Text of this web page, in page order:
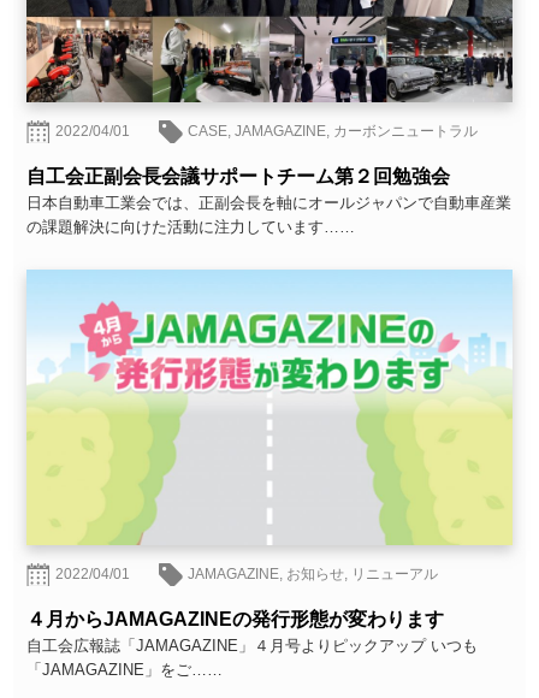
2022/04/01 CASE,JAMAGAZINE, カーボンニュートラル
自工会正副会長会議サポートチーム第２回勉強会
日本自動車工業会では、正副会長を軸にオールジャパンで自動車産業
の課題解決に向けた活動に注力しています……
2022/04/01 JAMAGAZINE, お知らせ, リニューアル
４月からJAMAGAZINEの発行形態が変わります
自工会広報誌「JAMAGAZINE」４月号よりピックアップ いつも
「JAMAGAZINE」をご……